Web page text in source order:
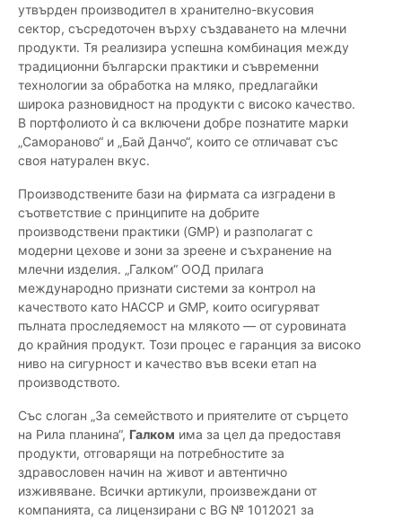
утвърден производител в хранително-вкусовия
сектор, съсредоточен върху създаването на млечни
продукти. Тя реализира успешна комбинация между
традиционни български практики и съвременни
технологии за обработка на мляко, предлагайки
широка разновидност на продукти с високо качество.
В портфолиото ѝ са включени добре познатите марки
„Самораново“ и „Бай Данчо“, които се отличават със
своя натурален вкус.
Производствените бази на фирмата са изградени в
съответствие с принципите на добрите
производствени практики (GMP) и разполагат с
модерни цехове и зони за зреене и съхранение на
млечни изделия. „Галком“ ООД прилага
международно признати системи за контрол на
качеството като HACCP и GMP, които осигуряват
пълната проследяемост на млякото — от суровината
до крайния продукт. Този процес е гаранция за високо
ниво на сигурност и качество във всеки етап на
производството.
Със слоган „За семейството и приятелите от сърцето
на Рила планина“, Галком има за цел да предоставя
продукти, отговарящи на потребностите за
здравословен начин на живот и автентично
изживяване. Всички артикули, произвеждани от
компанията, са лицензирани с BG № 1012021 за